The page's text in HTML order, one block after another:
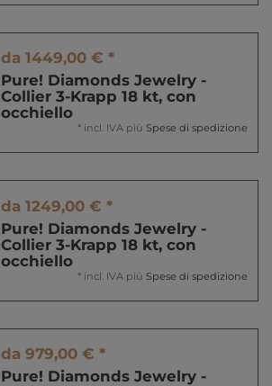
da 1449,00 € *
Pure! Diamonds Jewelry -
Collier 3-Krapp 18 kt, con
occhiello
* incl. IVA più Spese di spedizione
da 1249,00 € *
Pure! Diamonds Jewelry -
Collier 3-Krapp 18 kt, con
occhiello
* incl. IVA più Spese di spedizione
da 979,00 € *
Pure! Diamonds Jewelry -